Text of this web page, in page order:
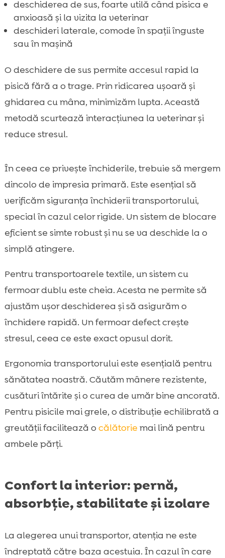
deschiderea de sus, foarte utilă când pisica e
anxioasă și la vizita la veterinar
deschideri laterale, comode în spații înguste
sau în mașină
O deschidere de sus permite accesul rapid la
pisică fără a o trage. Prin ridicarea ușoară și
ghidarea cu mâna, minimizăm lupta. Această
metodă scurtează interacțiunea la veterinar și
reduce stresul.
În ceea ce privește închiderile, trebuie să mergem
dincolo de impresia primară. Este esențial să
verificăm siguranța închiderii transportorului,
special în cazul celor rigide. Un sistem de blocare
eficient se simte robust și nu se va deschide la o
simplă atingere.
Pentru transportoarele textile, un sistem cu
fermoar dublu este cheia. Acesta ne permite să
ajustăm ușor deschiderea și să asigurăm o
închidere rapidă. Un fermoar defect crește
stresul, ceea ce este exact opusul dorit.
Ergonomia transportorului este esențială pentru
sănătatea noastră. Căutăm mânere rezistente,
cusături întărite și o curea de umăr bine ancorată.
Pentru pisicile mai grele, o distribuție echilibrată a
greutății facilitează o călătorie mai lină pentru
ambele părți.
Confort la interior: pernă,
absorbție, stabilitate și izolare
La alegerea unui transportor, atenția ne este
îndreptată către baza acestuia. În cazul în care